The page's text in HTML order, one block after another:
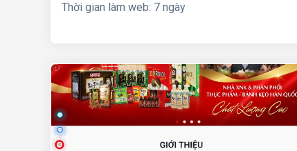
Thời gian làm web: 7 ngày